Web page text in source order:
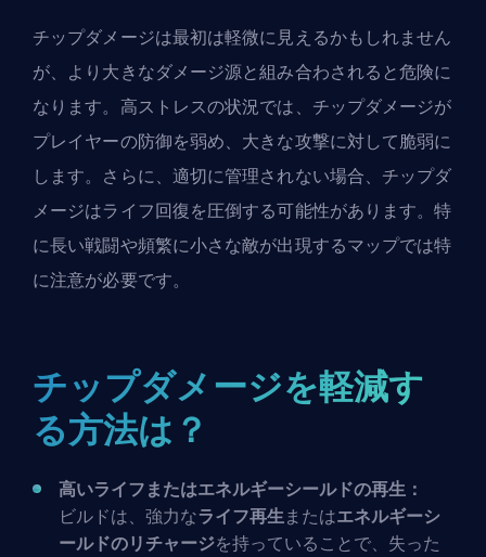
チップダメージは最初は軽微に見えるかもしれません
が、より大きなダメージ源と組み合わされると危険に
なります。高ストレスの状況では、チップダメージが
プレイヤーの防御を弱め、大きな攻撃に対して脆弱に
します。さらに、適切に管理されない場合、チップダ
メージはライフ回復を圧倒する可能性があります。特
に長い戦闘や頻繁に小さな敵が出現するマップでは特
に注意が必要です。
チップダメージを軽減す
る方法は？
高いライフまたはエネルギーシールドの再生：
ビルドは、強力なライフ再生またはエネルギーシ
ールドのリチャージを持っていることで、失った